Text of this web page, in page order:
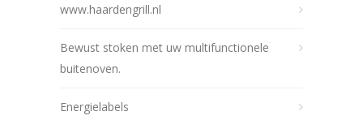
www.haardengrill.nl
Bewust stoken met uw multifunctionele
buitenoven.
Energielabels